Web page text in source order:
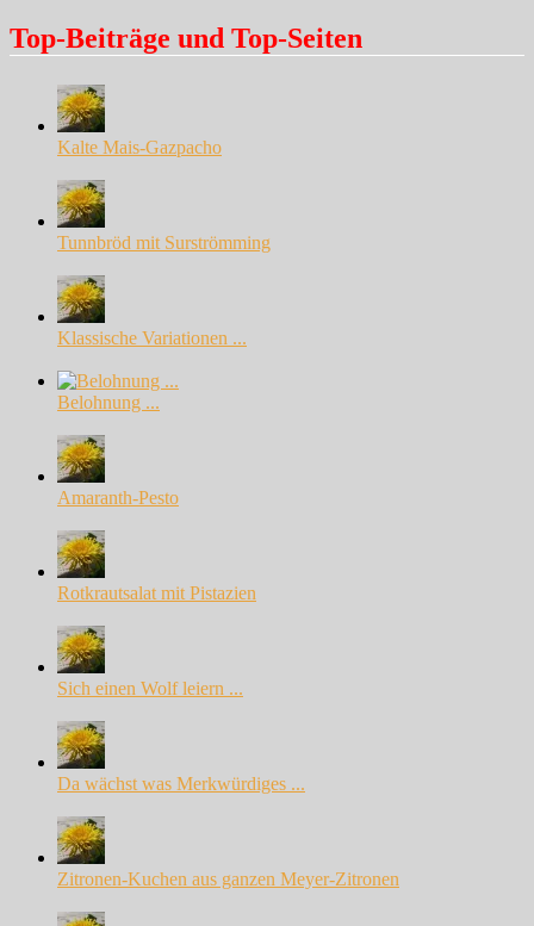
Top-Beiträge und Top-Seiten
Kalte Mais-Gazpacho
Tunnbröd mit Surströmming
Klassische Variationen ...
Belohnung ...
Amaranth-Pesto
Rotkrautsalat mit Pistazien
Sich einen Wolf leiern ...
Da wächst was Merkwürdiges ...
Zitronen-Kuchen aus ganzen Meyer-Zitronen